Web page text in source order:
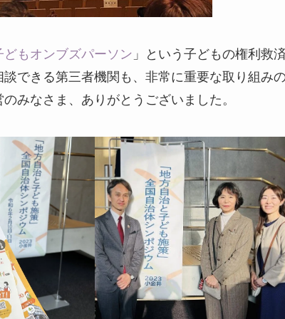
どもオンブズパーソン 」という子どもの権利救
できる第三者機関も、非常に重要な取り組み
みなさま、ありがとうございました。